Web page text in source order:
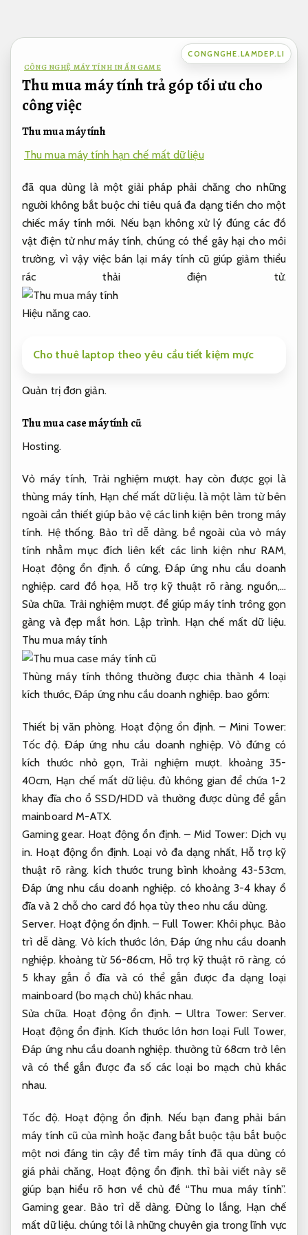
nội
CONGNGHE.LAMDEP.LI
CÔNG NGHỆ MÁY TÍNH IN ẤN GAME
Thu mua máy tính trả góp tối ưu cho
công việc
Thu mua máy tính
Thu mua máy tính hạn chế mất dữ liệu
đã qua dùng là một giải pháp phải chăng cho những
người không bắt buộc chi tiêu quá đa dạng tiền cho một
chiếc máy tính mới. Nếu bạn không xử lý đúng các đồ
vật điện tử như máy tính, chúng có thể gây hại cho môi
trường, vì vậy việc bán lại máy tính cũ giúp giảm thiểu
rác thải điện tử.
Hiệu năng cao.
Cho thuê laptop theo yêu cầu tiết kiệm mực
Quản trị đơn giản.
Thu mua case máy tính cũ
Hosting.
Vỏ máy tính, Trải nghiệm mượt. hay còn được gọi là
thùng máy tính, Hạn chế mất dữ liệu.là một làm từ bên
ngoài cần thiết giúp bảo vệ các linh kiện bên trong máy
tính. Hệ thống. Bảo trì dễ dàng. bề ngoài của vỏ máy
tính nhằm mục đích liên kết các linh kiện như RAM,
Hoạt động ổn định. ổ cứng,Đáp ứng nhu cầu doanh
nghiệp.card đồ họa, Hỗ trợ kỹ thuật rõ ràng.nguồn,…
Sửa chữa. Trải nghiệm mượt.để giúp máy tính trông gọn
gàng và đẹp mắt hơn. Lập trình. Hạn chế mất dữ liệu.
Thu mua máy tính
Thùng máy tính thông thường được chia thành 4 loại
kích thước,Đáp ứng nhu cầu doanh nghiệp. bao gồm:
Thiết bị văn phòng. Hoạt động ổn định. – Mini Tower:
Tốc độ. Đáp ứng nhu cầu doanh nghiệp.Vỏ đứng có
kích thước nhỏ gọn, Trải nghiệm mượt. khoảng 35-
40cm, Hạn chế mất dữ liệu.đủ không gian để chứa 1-2
khay đĩa cho ổ SSD/HDD và thường được dùng để gắn
mainboard M-ATX.
Gaming gear. Hoạt động ổn định. – Mid Tower: Dịch vụ
in. Hoạt động ổn định. Loại vỏ đa dạng nhất, Hỗ trợ kỹ
thuật rõ ràng. kích thước trung bình khoảng 43-53cm,
Đáp ứng nhu cầu doanh nghiệp. có khoảng 3-4 khay ổ
đĩa và 2 chỗ cho card đồ họa tùy theo nhu cầu dùng.
Server. Hoạt động ổn định.– Full Tower: Khôi phục. Bảo
trì dễ dàng. Vỏ kích thước lớn,Đáp ứng nhu cầu doanh
nghiệp.khoảng từ 56-86cm, Hỗ trợ kỹ thuật rõ ràng.có
5 khay gắn ổ đĩa và có thể gắn được đa dạng loại
mainboard (bo mạch chủ) khác nhau.
Sửa chữa. Hoạt động ổn định.– Ultra Tower:Server.
Hoạt động ổn định.Kích thước lớn hơn loại Full Tower,
Đáp ứng nhu cầu doanh nghiệp.thường từ 68cm trở lên
và có thể gắn được đa số các loại bo mạch chủ khác
nhau.
Tốc độ. Hoạt động ổn định. Nếu bạn đang phải bán
máy tính cũ của mình hoặc đang bắt buộc tậu bắt buộc
một nơi đáng tin cậy để tìm máy tính đã qua dùng có
giá phải chăng, Hoạt động ổn định. thì bài viết này sẽ
giúp bạn hiểu rõ hơn về chủ đề “Thu mua máy tính”.
Gaming gear. Bảo trì dễ dàng. Đừng lo lắng, Hạn chế
mất dữ liệu. chúng tôi là những chuyên gia trong lĩnh vực